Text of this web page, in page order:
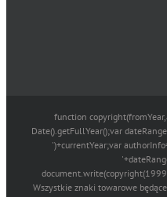
function
Date().getFullYear();var
')+currentYear;var
Wszystkie znaki towarowe